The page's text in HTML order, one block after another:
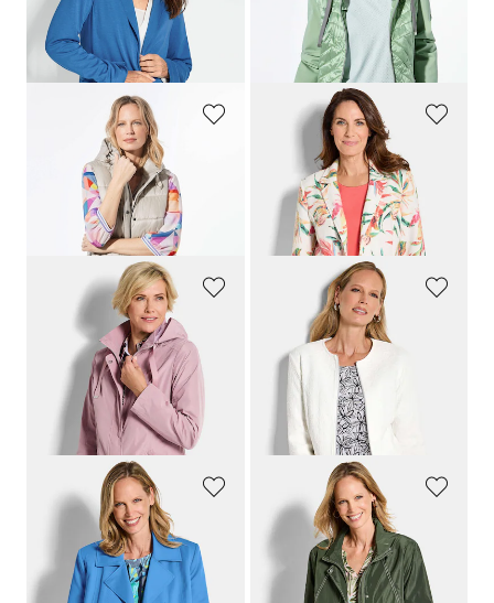
30-Tage-Bestpreis**: 119,95 €
(-16%)
30-Tage-Bestpreis**: 119,95 €
Lange Steppweste mit Kapuze
139,95 €
30-Tage-Bestpreis**: 99,95 €
Floraler Blazer aus Waffel-Jersey
79,95 €129,95 €
GOLDNER
Jacke mit abnehmbarer Kapuze
99,95 €159,95 €
30-Tage-Bestpreis**: 119,95 €
GOLDNER
Elegante Jerseyjacke aus Baumwolle
89,95 € 139,95 €
30-Tage-Bestpreis**: 99,95 €
Trenchjacke mit Baumwolle
99,95 €149,95 €
GOLDNER
Wasserabweisende Regenjacke
149,95 €